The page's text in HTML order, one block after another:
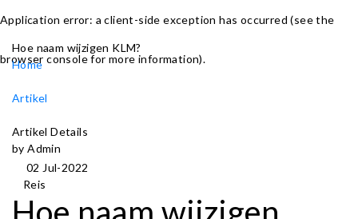
Application error: a client-side exception has occurred (see the
browser console for more information).
Hoe naam wijzigen KLM?
Home
Artikel
Artikel Details
by Admin
02 Jul-2022
Reis